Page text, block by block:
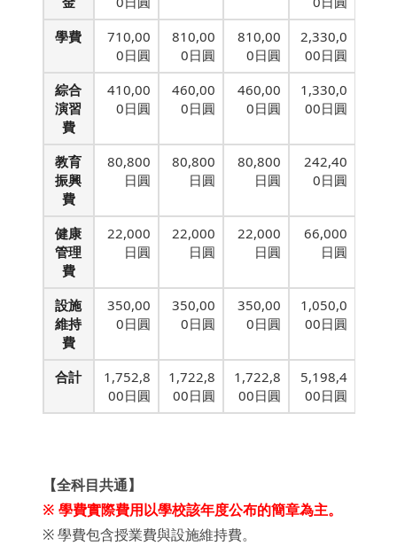
學費
710,00
0日圓
810,00
0日圓
810,00
0日圓
2,330,0
00日圓
綜合
演習
費
410,00
0日圓
460,00
0日圓
460,00
0日圓
1,330,0
00日圓
教育
振興
費
80,800
日圓
80,800
日圓
80,800
日圓
242,40
0日圓
健康
管理
費
22,000
日圓
22,000
日圓
22,000
日圓
66,000
日圓
設施
維持
費
350,00
0日圓
350,00
0日圓
350,00
0日圓
1,050,0
00日圓
合計
1,752,8
00日圓
1,722,8
00日圓
1,722,8
00日圓
5,198,4
00日圓
【全科目共通】
※ 學費實際費用以學校該年度公布的簡章為主。
※ 學費包含授業費與設施維持費。